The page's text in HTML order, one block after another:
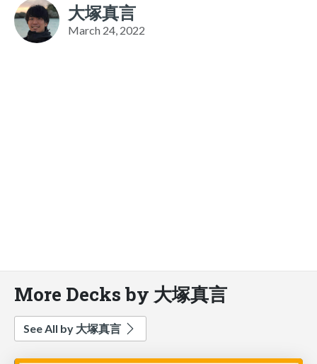
大塚真言
March 24, 2022
More Decks by 大塚真言
See All by 大塚真言